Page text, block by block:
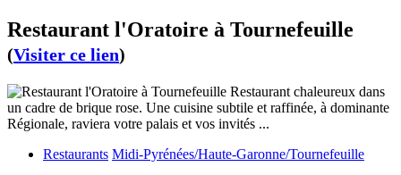
Restaurant l'Oratoire à Tournefeuille
(Visiter ce lien)
Restaurant chaleureux dans
un cadre de brique rose. Une cuisine subtile et raffinée, à dominante
Régionale, raviera votre palais et vos invités ...
Restaurants Midi-Pyrénées/Haute-Garonne/Tournefeuille